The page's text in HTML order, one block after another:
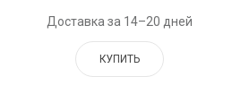
Доставка за 14–20 дней
КУПИТЬ